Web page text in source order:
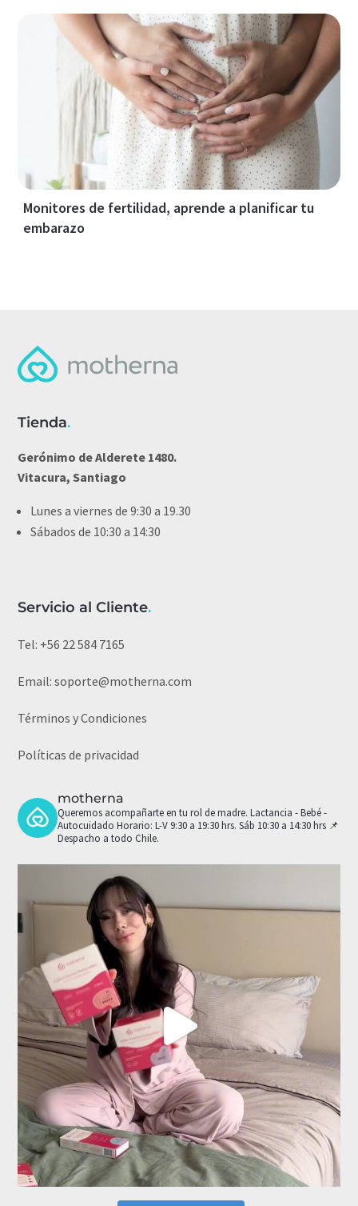
Monitores de fertilidad, aprende a planificar tu
embarazo
Tienda.
Gerónimo de Alderete 1480.
Vitacura, Santiago
Lunes a viernes de 9:30 a 19.30
Sábados de 10:30 a 14:30
Servicio al Cliente.
Tel: +56 22 584 7165
Email:soporte@motherna.com
Términos y Condiciones
Políticas de privacidad
motherna
Queremos acompañarte en tu rol de madre. Lactancia - Bebé -
Autocuidado Horario: L-V 9:30 a 19:30 hrs. Sáb 10:30 a 14:30 hrs 📌
Despacho a todo Chile.